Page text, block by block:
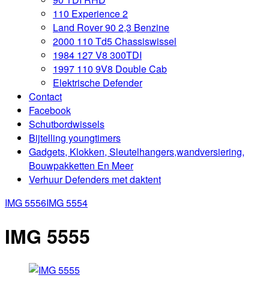
110 Experience 2
Land Rover 90 2,3 Benzine
2000 110 Td5 Chassiswissel
1984 127 V8 300TDI
1997 110 9V8 Double Cab
Elektrische Defender
Contact
Facebook
Schutbordwissels
Bijtelling youngtimers
Gadgets, Klokken, Sleutelhangers,wandversiering,
Bouwpakketten En Meer
Verhuur Defenders met daktent
IMG 5556IMG 5554
IMG 5555